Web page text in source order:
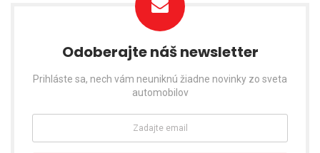
Odoberajte náš newsletter
Prihláste sa, nech vám neuniknú žiadne novinky zo sveta
automobilov